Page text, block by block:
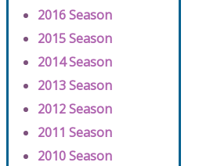
2016 Season
2015 Season
2014 Season
2013 Season
2012 Season
2011 Season
2010 Season